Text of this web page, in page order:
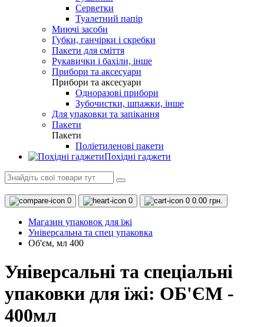
Серветки
Туалетний папір
Миючі засоби
Губки, ганчірки і скребки
Пакети для сміття
Рукавички і бахіли, інше
Прибори та аксесуари
Прибори та аксесуари
Одноразові прибори
Зубочистки, шпажки, інше
Для упаковки та запікання
Пакети
Пакети
Поліетиленові пакети
Похідні гаджети
0 0 0 0.00 грн.
Магазин упаковок для їжі
Універсальна та спец упаковка
Об'єм, мл 400
Універсальні та спеціальні
упаковки для їжі: ОБ'ЄМ -
400мл